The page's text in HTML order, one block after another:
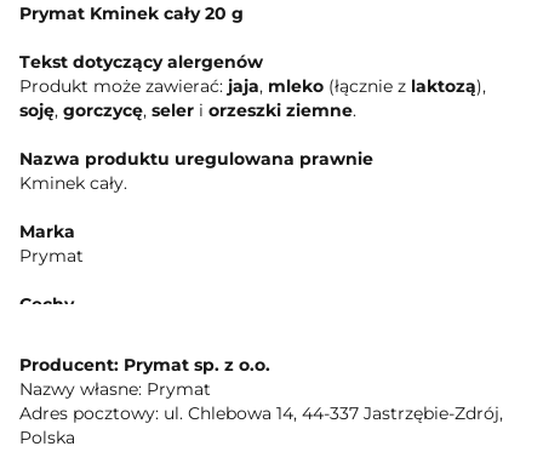
Prymat Kminek cały 20 g
Tekst dotyczący alergenów
Produkt może zawierać: jaja, mleko (łącznie z laktozą),
soję, gorczycę, seler i orzeszki ziemne.
Nazwa produktu uregulowana prawnie
Kminek cały.
Marka
Prymat
Cechy
Marka standaryzowana
Marka: Prymat
Producent: Prymat sp. z o.o.
Nazwy własne: Prymat
Adres pocztowy: ul. Chlebowa 14, 44-337 Jastrzębie-Zdrój,
Polska